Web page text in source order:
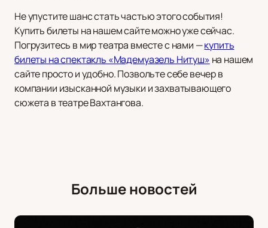
Не упустите шанс стать частью этого события!
Купить билеты на нашем сайте можно уже сейчас.
Погрузитесь в мир театра вместе с нами —купить
билеты на спектакль «Мадемуазель Нитуш» на нашем
сайте просто и удобно. Позвольте себе вечер в
компании изысканной музыки и захватывающего
сюжета в театре Вахтангова.
Больше новостей